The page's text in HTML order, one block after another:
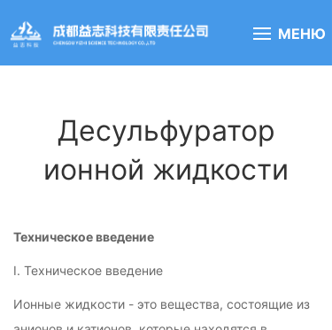
МЕНЮ
Десульфуратор
ионной жидкости
Техническое введение
I. Техническое введение
Ионные жидкости - это вещества, состоящие из